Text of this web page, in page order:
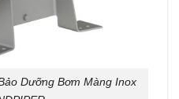
Dưỡng Bơm Màng Inox